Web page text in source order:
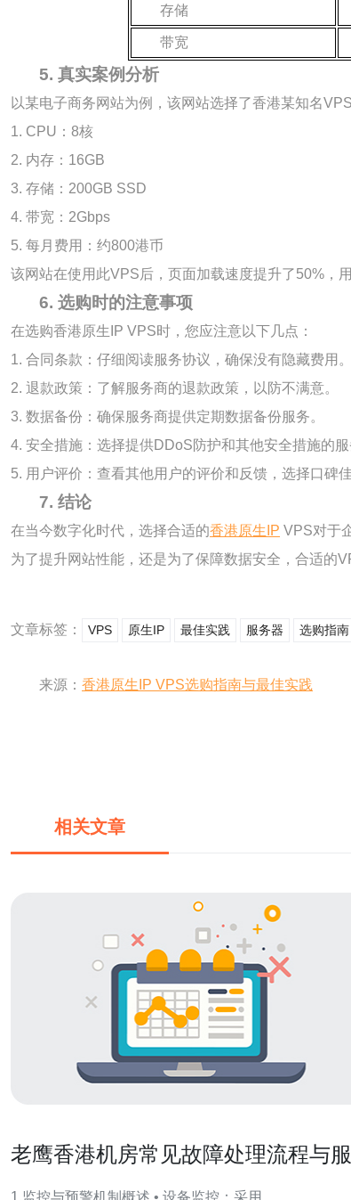
存储
带宽
5. 真实案例分析
以某电子商务网站为例，该网站选择了香港某知名
1. CPU：8核
2. 内存：16GB
3. 存储：200GB SSD
4. 带宽：2Gbps
5. 每月费用：约800港币
该网站在使用此VPS后，页面加载速度提升了50%，
6. 选购时的注意事项
在选购香港原生IP VPS时，您应注意以下几点：
1. 合同条款：仔细阅读服务协议，确保没有隐藏费用。
2. 退款政策：了解服务商的退款政策，以防不满意。
3. 数据备份：确保服务商提供定期数据备份服务。
4. 安全措施：选择提供DDoS防护和其他安全措施的服
5. 用户评价：查看其他用户的评价和反馈，选择口碑佳
7. 结论
在当今数字化时代，选择合适的香港原生IP VPS对于
为了提升网站性能，还是为了保障数据安全，合适的
文章标签： VPS 原生IP 最佳实践 服务器 选购指南
来源： 香港原生IP VPS选购指南与最佳实践
相关文章
老鹰香港机房常见故障处理流程与
1.监控与预警机制概述 • 设备监控：采用